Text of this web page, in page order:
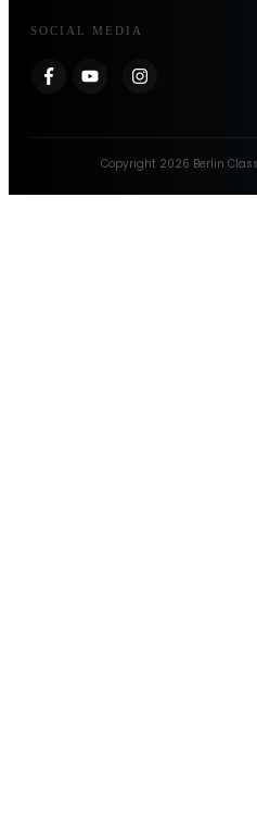
SOCIAL MEDIA
Copyright 2026 Berlin